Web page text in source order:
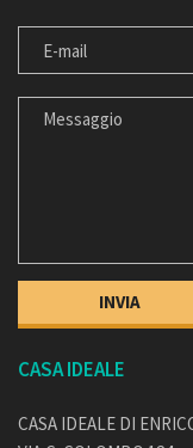
E-MAIL
MESSAGGIO
CASA IDEALE
CASA IDEALE DI